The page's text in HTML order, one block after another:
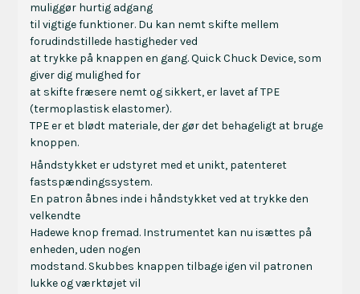
muliggør hurtig adgang
til vigtige funktioner. Du kan nemt skifte mellem
forudindstillede hastigheder ved
at trykke på knappen en gang. Quick Chuck Device, som
giver dig mulighed for
at skifte fræsere nemt og sikkert, er lavet af TPE
(termoplastisk elastomer).
TPE er et blødt materiale, der gør det behageligt at bruge
knoppen.
Håndstykket er udstyret med et unikt, patenteret
fastspændingssystem.
En patron åbnes inde i håndstykket ved at trykke den
velkendte
Hadewe knop fremad. Instrumentet kan nu isættes på
enheden, uden nogen
modstand. Skubbes knappen tilbage igen vil patronen
lukke og værktøjet vil